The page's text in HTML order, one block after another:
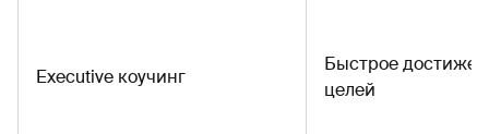
Executive коучинг
Быстрое
целей